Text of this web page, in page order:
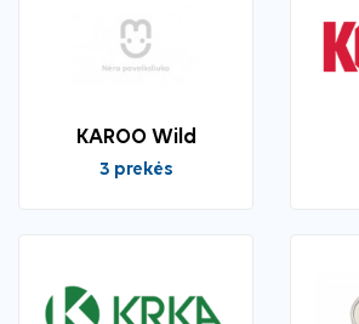
KAROO Wild
3 prekės